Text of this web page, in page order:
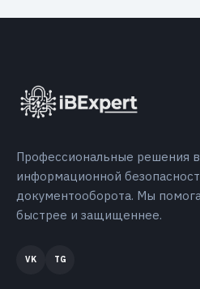
Профессиональные решения
информационной
документооборота. Мы
быстрее и защищеннее.